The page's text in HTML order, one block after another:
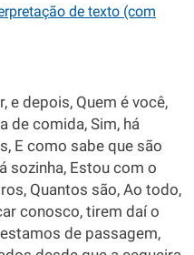
de texto (com
e depois, Quem é você,
de comida, Sim, há
E como sabe que são
sozinha, Estou com o
Quantos são, Ao todo,
conosco, tirem daí o
de passagem,